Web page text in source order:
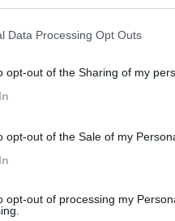
Data Processing Opt Outs
opt-out of the Sharing of my
opt-out of the Sale of my
opt-out of processing my